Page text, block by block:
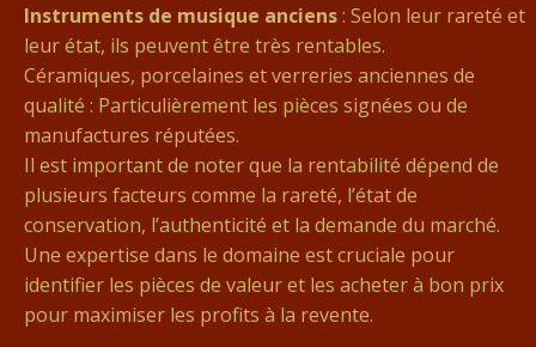
Instruments de musique anciens: Selon leur rareté et
leur état, ils peuvent être très rentables.
Céramiques, porcelaines et verreries anciennes de
qualité : Particulièrement les pièces signées ou de
manufactures réputées.
Il est important de noter que la rentabilité dépend de
plusieurs facteurs comme la rareté, l’état de
conservation, l’authenticité et la demande du marché.
Une expertise dans le domaine est cruciale pour
identifier les pièces de valeur et les acheter à bon prix
pour maximiser les profits à la revente.